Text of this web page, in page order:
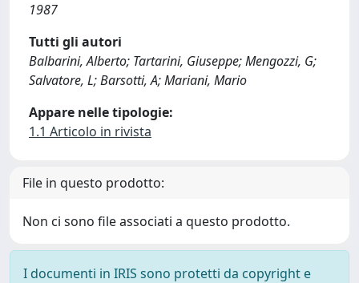
1987
Tutti gli autori
Balbarini, Alberto; Tartarini, Giuseppe; Mengozzi, G;
Salvatore, L; Barsotti, A; Mariani, Mario
Appare nelle tipologie:
1.1 Articolo in rivista
File in questo prodotto:
Non ci sono file associati a questo prodotto.
I documenti in IRIS sono protetti da copyright e